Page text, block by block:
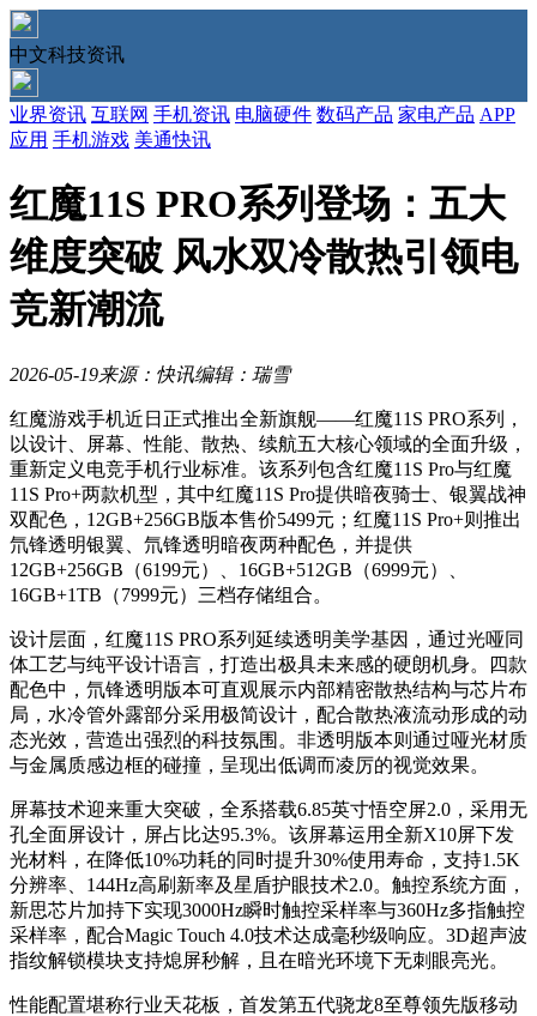
中文科技资讯
业界资讯 互联网 手机资讯 电脑硬件 数码产品 家电产品 APP
应用 手机游戏 美通快讯
红魔11S PRO系列登场：五大
维度突破 风水双冷散热引领电
竞新潮流
2026-05-19来源：快讯编辑：瑞雪
红魔游戏手机近日正式推出全新旗舰——红魔11S PRO系列，
以设计、屏幕、性能、散热、续航五大核心领域的全面升级，
重新定义电竞手机行业标准。该系列包含红魔11S Pro与红魔
11S Pro+两款机型，其中红魔11S Pro提供暗夜骑士、银翼战神
双配色，12GB+256GB版本售价5499元；红魔11S Pro+则推出
氘锋透明银翼、氘锋透明暗夜两种配色，并提供
12GB+256GB（6199元）、16GB+512GB（6999元）、
16GB+1TB（7999元）三档存储组合。
设计层面，红魔11S PRO系列延续透明美学基因，通过光哑同
体工艺与纯平设计语言，打造出极具未来感的硬朗机身。四款
配色中，氘锋透明版本可直观展示内部精密散热结构与芯片布
局，水冷管外露部分采用极简设计，配合散热液流动形成的动
态光效，营造出强烈的科技氛围。非透明版本则通过哑光材质
与金属质感边框的碰撞，呈现出低调而凌厉的视觉效果。
屏幕技术迎来重大突破，全系搭载6.85英寸悟空屏2.0，采用无
孔全面屏设计，屏占比达95.3%。该屏幕运用全新X10屏下发
光材料，在降低10%功耗的同时提升30%使用寿命，支持1.5K
分辨率、144Hz高刷新率及星盾护眼技术2.0。触控系统方面，
新思芯片加持下实现3000Hz瞬时触控采样率与360Hz多指触控
采样率，配合Magic Touch 4.0技术达成毫秒级响应。3D超声波
指纹解锁模块支持熄屏秒解，且在暗光环境下无刺眼亮光。
性能配置堪称行业天花板，首发第五代骁龙8至尊领先版移动